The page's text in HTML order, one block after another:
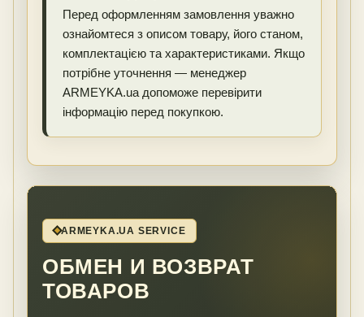
Перед оформленням замовлення уважно
ознайомтеся з описом товару, його станом,
комплектацією та характеристиками. Якщо
потрібне уточнення — менеджер
ARMEYKA.ua допоможе перевірити
інформацію перед покупкою.
ARMEYKA.UA SERVICE
ОБМЕН И ВОЗВРАТ
ТОВАРОВ